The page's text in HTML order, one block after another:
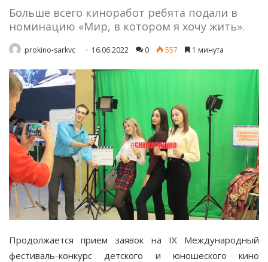
Больше всего киноработ ребята подали в
номинацию «Мир, в котором я хочу жить».
prokino-sarkvc 16.06.2022 0 557 1 минута
Продолжается прием заявок на IX Международный
фестиваль-конкурс детского и юношеского кино